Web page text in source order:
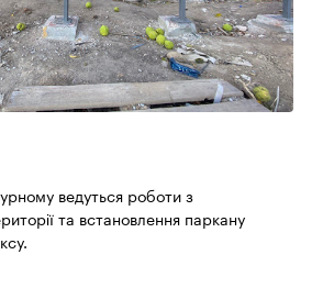
ведуться роботи з
та встановлення паркану